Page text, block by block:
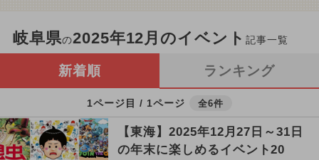
岐阜県の2025年12月のイベント記事一覧
新着順 ランキング
1ページ目 / 1ページ 全6件
【東海】2025年12月27日～31日
の年末に楽しめるイベント20